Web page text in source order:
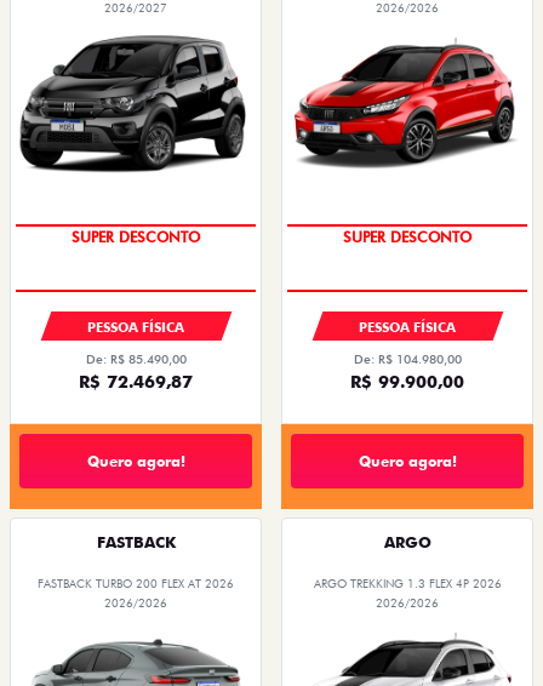
2026/2027
SUPER DESCONTO
PESSOA FÍSICA
De: R$ 85.490,00
R$ 72.469,87
Quero agora!
2026/2026
SUPER DESCONTO
PESSOA FÍSICA
De: R$ 104.980,00
R$ 99.900,00
Quero agora!
FASTBACK
FASTBACK TURBO 200 FLEX AT 2026
2026/2026
ARGO
ARGO TREKKING 1.3 FLEX 4P 2026
2026/2026